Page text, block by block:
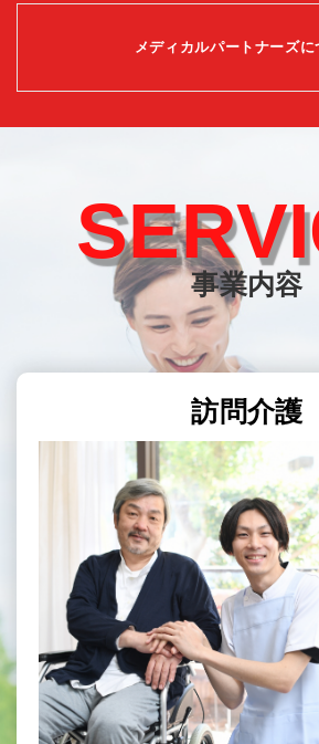
メディカルパートナーズに
事業内容
訪問介護